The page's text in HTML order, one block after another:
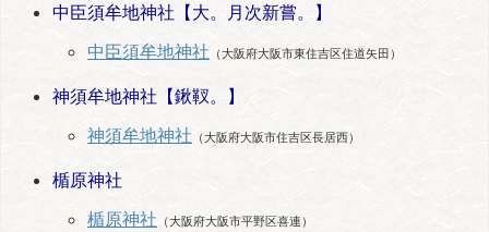
中臣須牟地神社【大。月次新嘗。】
中臣須牟地神社 （大阪府大阪市東住吉区住道矢田）
神須牟地神社【鍬靫。】
神須牟地神社 （大阪府大阪市住吉区長居西）
楯原神社
楯原神社 （大阪府大阪市平野区喜連）